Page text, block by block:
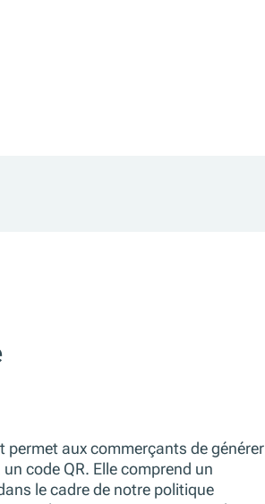
aux commerçants de générer
code QR. Elle comprend un
le cadre de notre politique